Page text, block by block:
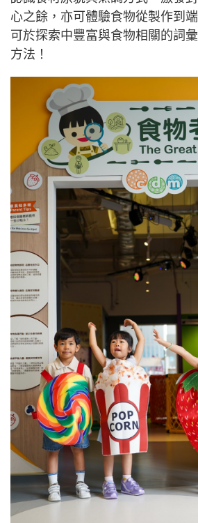
心之餘，亦可體驗食物從製作到
可於探索中豐富與食物相關的詞
方法！